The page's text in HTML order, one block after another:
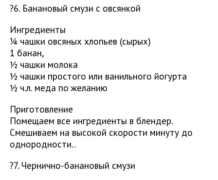
?6. Банановый смузи с овсянкой
Ингредиенты
¼ чашки овсяных хлопьев (сырых)
1 банан,
½ чашки молока
½ чашки простого или ванильного йогурта
½ ч.л. меда по желанию
Приготовление
Помещаем все ингредиенты в блендер.
Смешиваем на высокой скорости минуту до
однородности..
?7. Чернично-банановый смузи